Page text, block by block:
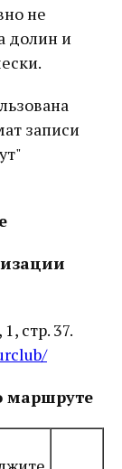
не
долин и
записи
стр. 37.
маршруте